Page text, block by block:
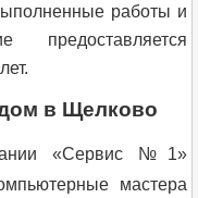
работы и
предоставляется
в Щелково
«Сервис №1»
мастера